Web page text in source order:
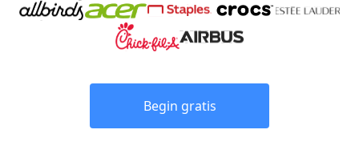
Begin gratis